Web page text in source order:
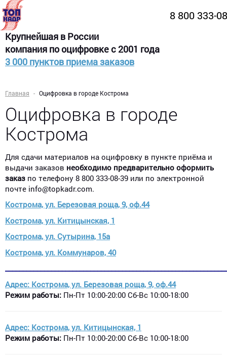
8 800 333-
Крупнейшая в России
компания по оцифровке с 2001 года
3 000 пунктов приема заказов
Главная Оцифровка в городе Кострома
Оцифровка в городе
Кострома
Для сдачи материалов на оцифровку в пункте приёма и
выдачи заказов необходимо предварительно оформить
заказ по телефону 8 800 333-08-39 или по электронной
почте info@topkadr.com.
Кострома, ул. Березовая роща, 9, оф.44​
Кострома, ул. Китицынская, 1
Кострома, ул. Сутырина, 15а
Кострома, ул. Коммунаров, 40
Адрес: Кострома, ул. Березовая роща, 9, оф.44
Режим работы: Пн-Пт 10:00-20:00 Сб-Вс 10:00-18:00
Адрес: Кострома, ул. Китицынская, 1
Режим работы: Пн-Пт 10:00-20:00 Сб-Вс 10:00-18:00